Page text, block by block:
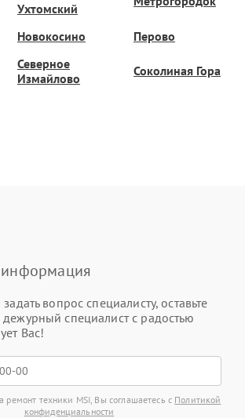
Ухтомский
Новокосино Перово
Северное
Измайлово
Соколиная Гора
информация
вопрос специалисту, оставьте
специалист с радостью
Вас!
ремонт техники MSI, Вы соглашаетесь с Политикой
конфиденциальности